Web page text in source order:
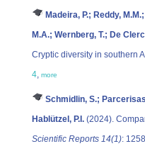
Madeira, P.; Reddy,
M.A.; Wernberg, T.; De
Cryptic diversity in southern
4, more
Schmidlin, S.;
Hablützel, P.I. (2024).
Scientific Reports 14(1):